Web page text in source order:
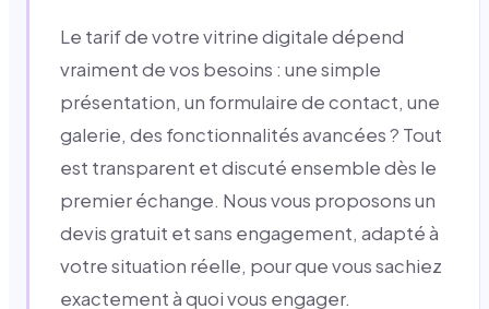
Le tarif de votre vitrine digitale dépend
vraiment de vos besoins : une simple
présentation, un formulaire de contact, une
galerie, des fonctionnalités avancées ? Tout
est transparent et discuté ensemble dès le
premier échange. Nous vous proposons un
devis gratuit et sans engagement, adapté à
votre situation réelle, pour que vous sachiez
exactement à quoi vous engager.